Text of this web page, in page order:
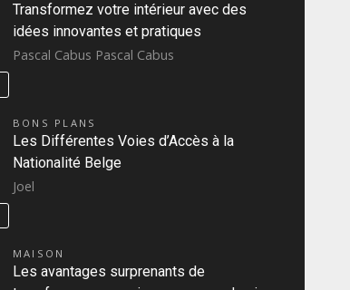
Transformez votre intérieur avec des
idées innovantes et pratiques
Pascal Cabus Pascal Cabus
BONS PLANS
Les Différentes Voies d’Accès à la
Nationalité Belge
Joel
MAISON
Les avantages surprenants de